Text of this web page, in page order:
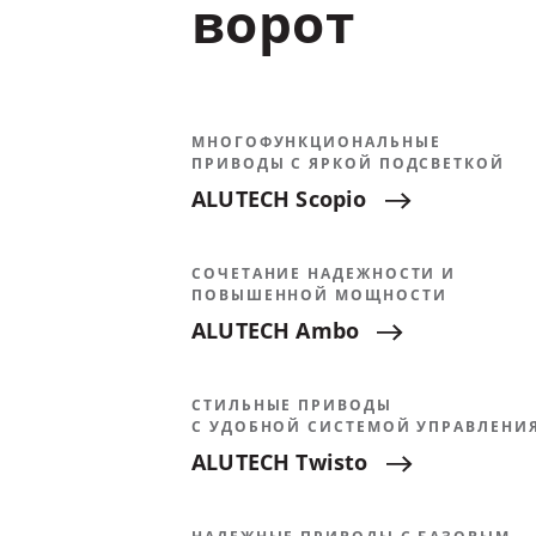
ворот
МНОГОФУНКЦИОНАЛЬНЫЕ
ПРИВОДЫ С ЯРКОЙ ПОДСВЕТКОЙ
ALUTECH Scopio
СОЧЕТАНИЕ НАДЕЖНОСТИ И
ПОВЫШЕННОЙ МОЩНОСТИ
ALUTECH Ambo
СТИЛЬНЫЕ ПРИВОДЫ
С УДОБНОЙ СИСТЕМОЙ
ALUTECH Twisto